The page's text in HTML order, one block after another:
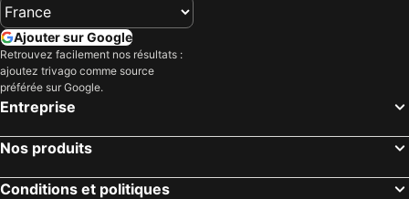
Ajouter sur Google
Retrouvez facilement nos résultats :
ajoutez trivago comme source
préférée sur Google.
Entreprise
Nos produits
Conditions et politiques